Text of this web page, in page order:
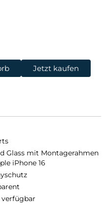
Jetzt kaufen
Glass mit Montagerahmen
iPhone 16